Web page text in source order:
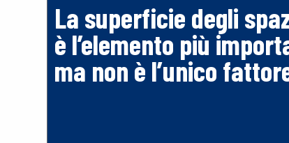
La superficie degli
è l’elemento più
ma non è l’unico